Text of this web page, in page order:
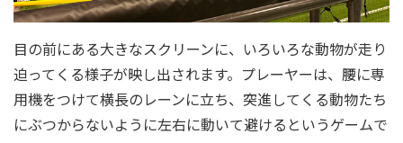
目の前にある大きなスクリーンに、いろいろな動物が走り
迫ってくる様子が映し出されます。プレーヤーは、腰に専
用機をつけて横長のレーンに立ち、突進してくる動物たち
にぶつからないように左右に動いて避けるというゲームで